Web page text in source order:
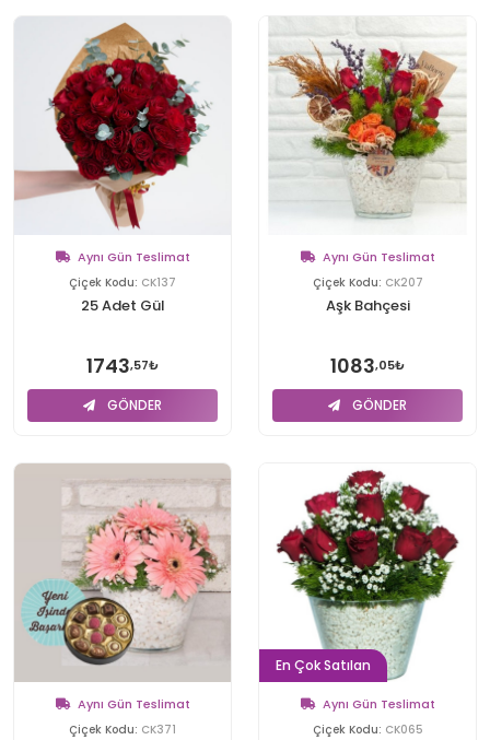
Aynı Gün Teslimat
Çiçek Kodu: CK137
25 Adet Gül
1743,57₺
GÖNDER
Aynı Gün Teslimat
Çiçek Kodu: CK207
Aşk Bahçesi
1083,05₺
GÖNDER
Aynı Gün Teslimat
Çiçek Kodu: CK371
En Çok Satılan
Aynı Gün Teslimat
Çiçek Kodu: CK065